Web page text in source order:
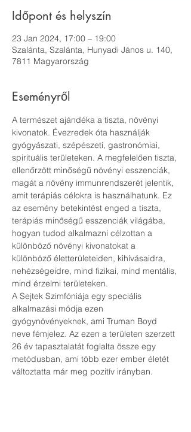
Időpont és helyszín
23 Jan 2024, 17:00 – 19:00
Szalánta, Szalánta, Hunyadi János u. 140,
7811 Magyarország
Eseményről
A természet ajándéka a tiszta, növényi
kivonatok. Évezredek óta használják
gyógyászati, szépészeti, gastronómiai,
spirituális területeken. A megfelelően tiszta,
ellenőrzött minőségű növényi esszenciák,
magát a növény immunrendszerét jelentik,
amit terápiás célokra is használhatunk. Ez
az esemény betekintést enged a tiszta,
terápiás minőségű esszenciák világába,
hogyan tudod alkalmazni célzottan a
különböző növényi kivonatokat a
különböző életterületeiden, kihívásaidra,
nehézségeidre, mind fizikai, mind mentális,
mind érzelmi területeken.
A Sejtek Szimfóniája egy speciális
alkalmazási módja ezen
gyógynövényeknek, ami Truman Boyd
neve fémjelez. Az ezen a területen szerzett
26 év tapasztalatát foglalta össze egy
metódusban, ami több ezer ember életét
változtatta már meg pozitív irányban.